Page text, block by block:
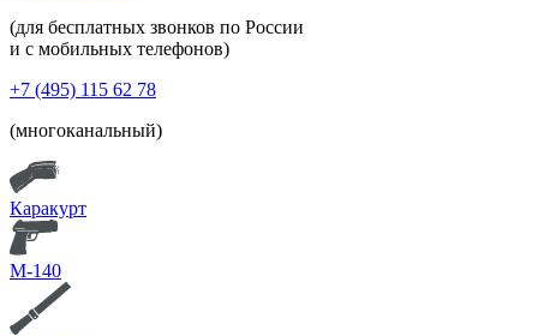
(для бесплатных звонков по России
и с мобильных телефонов)
+7 (495) 115 62 78
(многоканальный)
Каракурт
М-140